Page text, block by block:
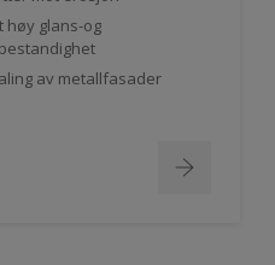
høy glans-og
av metallfasader